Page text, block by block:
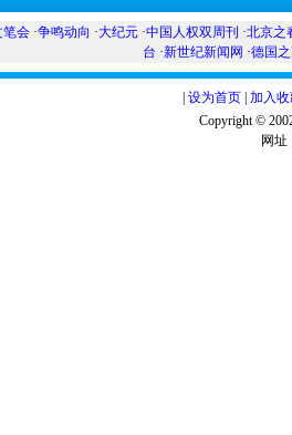
笔会 ·争鸣动向 ·大纪元 ·中国人权双周刊 ·北京之
台 ·新世纪新闻网 ·德国
设为首页 加入
Copyright ©
网址